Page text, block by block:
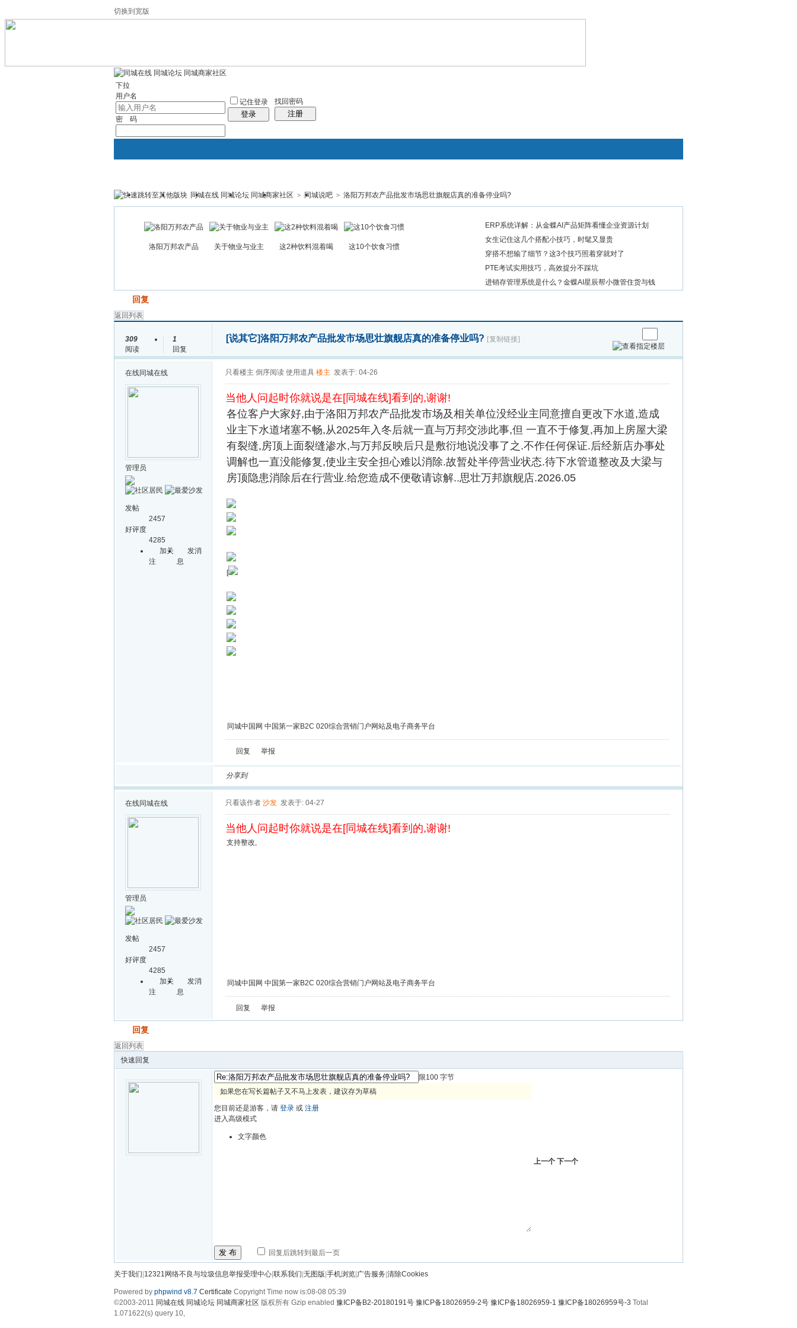
切换到宽版
下拉
用户名
密 码
记住登录
登录
找回密码
注册
首页 论坛 门户 黄页 商学院
帖子
搜索
同城在线 同城论坛 同城商家社区 > 同城说吧 > 洛阳万邦农产品批发市场思壮旗舰店真的准备停业吗?
洛阳万邦农产品 关于物业与业主 这2种饮料混着喝 这10个饮食习惯
ERP系统详解：从金蝶AI产品矩阵看懂企业资源计划
女生记住这几个搭配小技巧，时髦又显贵
穿搭不想输了细节？这3个技巧照着穿就对了
PTE考试实用技巧，高效提分不踩坑
进销存管理系统是什么？金蝶AI星辰帮小微管住货与钱
回复
返回列表
309
阅读
1
回复
[说其它]洛阳万邦农产品批发市场思壮旗舰店真的准备停业吗? [复制链接]
在线同城在线
管理员
发帖
2457
好评度
4285
加关
注
发消
息
只看楼主 倒序阅读 使用道具 楼主 发表于: 04-26
当他人问起时你就说是在[同城在线]看到的,谢谢!
各位客户大家好,由于洛阳万邦农产品批发市场及相关单位没经业主同意擅自更改下水道,造成
业主下水道堵塞不畅,从2025年入冬后就一直与万邦交涉此事,但 一直不于修复,再加上房屋大梁
有裂缝,房顶上面裂缝渗水,与万邦反映后只是敷衍地说没事了之.不作任何保证.后经新店办事处
调解也一直没能修复,使业主安全担心难以消除.故暂处半停营业状态.待下水管道整改及大梁与
房顶隐患消除后在行营业.给您造成不便敬请谅解..思壮万邦旗舰店.2026.05
[
同城中国网 中国第一家B2C 020综合营销门户网站及电子商务平台
回复 举报
分享到
在线同城在线
管理员
发帖
2457
好评度
4285
加关
注
发消
息
只看该作者 沙发 发表于: 04-27
当他人问起时你就说是在[同城在线]看到的,谢谢!
支持整改,
同城中国网 中国第一家B2C 020综合营销门户网站及电子商务平台
回复 举报
回复
返回列表
快速回复
限100 字节
如果您在写长篇帖子又不马上发表，建议存为草稿
您目前还是游客，请 登录 或 注册
进入高级模式
文字颜色
发 布 回复后跳转到最后一页
上一个 下一个
关于我们 12321网络不良与垃圾信息举报受理中心 联系我们 无图版 手机浏览 广告服务 清除Cookies
Powered by phpwind v8.7 Certificate Copyright Time now is:08-08 05:39
©2003-2011 同城在线 同城论坛 同城商家社区 版权所有 Gzip enabled 豫ICP备B2-20180191号 豫ICP备18026959-2号 豫ICP备18026959-1 豫ICP备18026959号-3 Total
1.071622(s) query 10,